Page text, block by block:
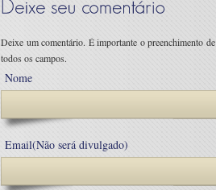
Deixe um comentário. É importante o preenchimento de
todos os campos.
Nome
Email(Não será divulgado)